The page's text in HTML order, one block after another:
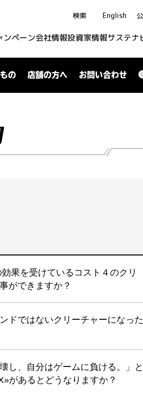
検索 English
ンペーン会社情報投資家情報サステナ
の 店舗の方へ お問い合わせ
果を受けているコスト４のクリ
ができますか？
ドではないクリーチャーになった
し、自分はゲームに負ける。」と
があるとどうなりますか？